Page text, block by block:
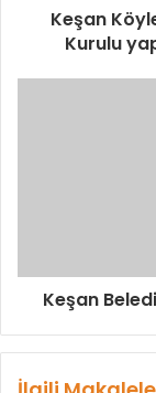
Keşan
Kurulu
Keşan